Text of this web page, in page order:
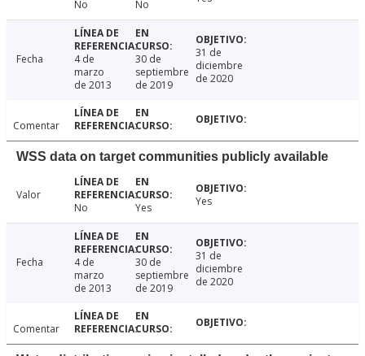
No
No
Fecha
4 de
marzo
de 2013
30 de
septiembre
de 2019
31 de
diciembre
de 2020
Comentar
WSS data on target communities publicly available
Valor
No
Yes Yes
Fecha
4 de
marzo
de 2013
30 de
septiembre
de 2019
31 de
diciembre
de 2020
Comentar